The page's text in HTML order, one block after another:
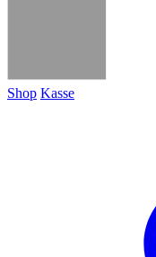
Shop Kasse